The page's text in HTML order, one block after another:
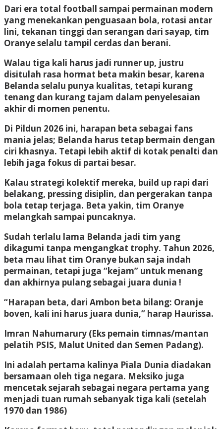
Dari era total football sampai permainan modern
yang menekankan penguasaan bola, rotasi antar
lini, tekanan tinggi dan serangan dari sayap, tim
Oranye selalu tampil cerdas dan berani.
Walau tiga kali harus jadi runner up, justru
disitulah rasa hormat beta makin besar, karena
Belanda selalu punya kualitas, tetapi kurang
tenang dan kurang tajam dalam penyelesaian
akhir di momen penentu.
Di Pildun 2026 ini, harapan beta sebagai fans
mania jelas; Belanda harus tetap bermain dengan
ciri khasnya. Tetapi lebih aktif di kotak penalti dan
lebih jaga fokus di partai besar.
Kalau strategi kolektif mereka, build up rapi dari
belakang, pressing disiplin, dan pergerakan tanpa
bola tetap terjaga. Beta yakin, tim Oranye
melangkah sampai puncaknya.
Sudah terlalu lama Belanda jadi tim yang
dikagumi tanpa mengangkat trophy. Tahun 2026,
beta mau lihat tim Oranye bukan saja indah
permainan, tetapi juga “kejam” untuk menang
dan akhirnya pulang sebagai juara dunia !
“Harapan beta, dari Ambon beta bilang: Oranje
boven, kali ini harus juara dunia,” harap Haurissa.
Imran Nahumarury (Eks pemain timnas/mantan
pelatih PSIS, Malut United dan Semen Padang).
Ini adalah pertama kalinya Piala Dunia diadakan
bersamaan oleh tiga negara. Meksiko juga
mencetak sejarah sebagai negara pertama yang
menjadi tuan rumah sebanyak tiga kali (setelah
1970 dan 1986)